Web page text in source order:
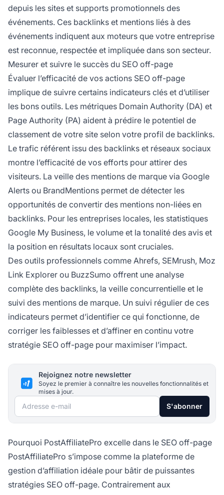
depuis les sites et supports promotionnels des
événements. Ces backlinks et mentions liés à des
événements indiquent aux moteurs que votre entreprise
est reconnue, respectée et impliquée dans son secteur.
Mesurer et suivre le succès du SEO off-page
Évaluer l’efficacité de vos actions SEO off-page
implique de suivre certains indicateurs clés et d’utiliser
les bons outils. Les métriques Domain Authority (DA) et
Page Authority (PA) aident à prédire le potentiel de
classement de votre site selon votre profil de backlinks.
Le trafic référent issu des backlinks et réseaux sociaux
montre l’efficacité de vos efforts pour attirer des
visiteurs. La veille des mentions de marque via Google
Alerts ou BrandMentions permet de détecter les
opportunités de convertir des mentions non-liées en
backlinks. Pour les entreprises locales, les statistiques
Google My Business, le volume et la tonalité des avis et
la position en résultats locaux sont cruciales.
Des outils professionnels comme Ahrefs, SEMrush, Moz
Link Explorer ou BuzzSumo offrent une analyse
complète des backlinks, la veille concurrentielle et le
suivi des mentions de marque. Un suivi régulier de ces
indicateurs permet d’identifier ce qui fonctionne, de
corriger les faiblesses et d’affiner en continu votre
stratégie SEO off-page pour maximiser l’impact.
Rejoignez notre newsletter
Soyez le premier à connaître les nouvelles fonctionnalités et
mises à jour.
Adresse e-mail S'abonner
Pourquoi PostAffiliatePro excelle dans le SEO off-page
PostAffiliatePro s’impose comme la plateforme de
gestion d’affiliation idéale pour bâtir de puissantes
stratégies SEO off-page. Contrairement aux